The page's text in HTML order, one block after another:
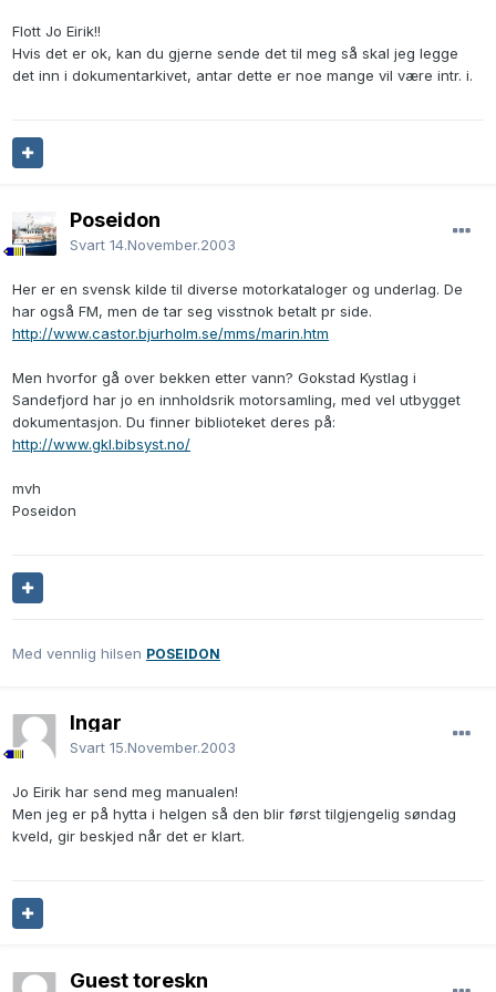
Flott Jo Eirik!!
Hvis det er ok, kan du gjerne sende det til meg så skal jeg legge
det inn i dokumentarkivet, antar dette er noe mange vil være intr. i.
Poseidon
Svart 14.November.2003
Her er en svensk kilde til diverse motorkataloger og underlag. De
har også FM, men de tar seg visstnok betalt pr side.
http://www.castor.bjurholm.se/mms/marin.htm
Men hvorfor gå over bekken etter vann? Gokstad Kystlag i
Sandefjord har jo en innholdsrik motorsamling, med vel utbygget
dokumentasjon. Du finner biblioteket deres på:
http://www.gkl.bibsyst.no/
mvh
Poseidon
Med vennlig hilsen POSEIDON
Ingar
Svart 15.November.2003
Jo Eirik har send meg manualen!
Men jeg er på hytta i helgen så den blir først tilgjengelig søndag
kveld, gir beskjed når det er klart.
Guest toreskn